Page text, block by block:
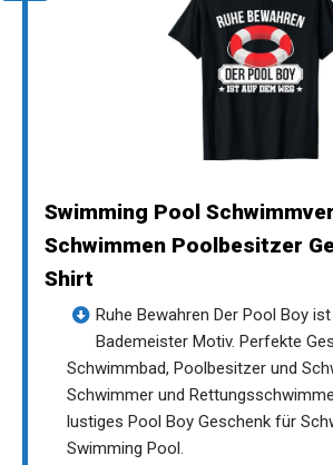
Swimming Pool
Schwimmen Poolbesitzer
Shirt
Ruhe Bewahren Der Pool Boy
Bademeister Motiv. Perfekte
Schwimmbad, Poolbesitzer und
Schwimmer und
lustiges Pool Boy Geschenk für
Swimming Pool.